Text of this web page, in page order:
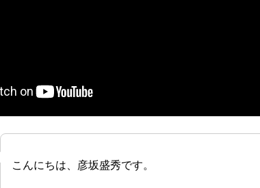
こんにちは、彦坂盛秀です。